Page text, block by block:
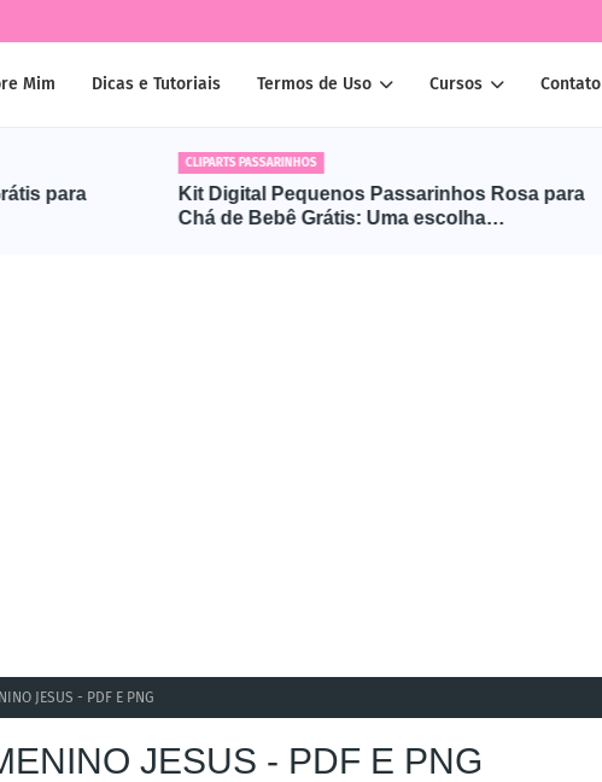
Mim Dicas e Tutoriais Termos de Uso Cursos Contato
para
CLIPARTS PASSARINHOS
Kit Digital Pequenos Passarinhos Rosa para
Chá de Bebê Grátis: Uma escolha
JESUS - PDF E PNG
JESUS - PDF E PNG